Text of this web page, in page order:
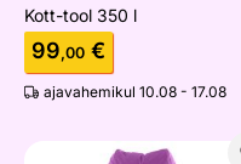
Kott-tool 350 l
99,00 €
ajavahemikul 10.08 - 17.08